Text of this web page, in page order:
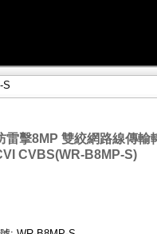
S
雷擊8MP 雙絞網路線傳
CVBS(WR-B8MP-S)